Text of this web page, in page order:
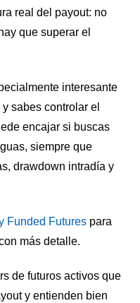
real del payout: no
que superar el
interesante
sabes controlar el
encajar si buscas
siempre que
drawdown intradía y
Funded Futures para
más detalle.
de futuros activos que
y entienden bien